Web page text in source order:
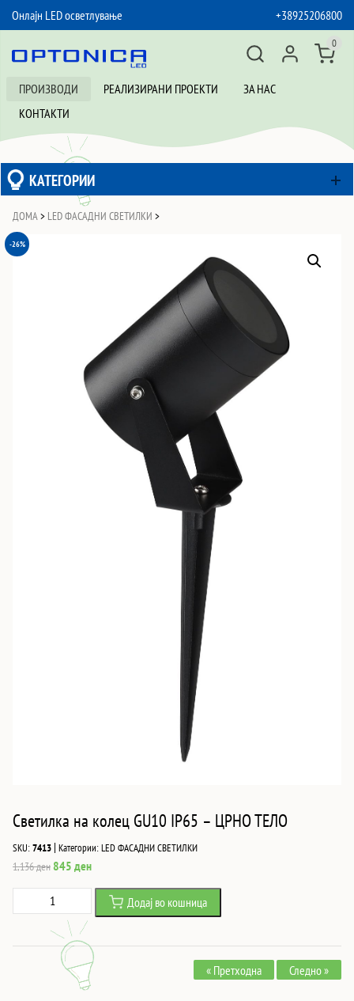
Онлајн LED осветлување
+38925206800
ПРОИЗВОДИ РЕАЛИЗИРАНИ ПРОЕКТИ
ЗА НАС
КОНТАКТИ
0
КАТЕГОРИИ
ДОМА > LED ФАСАДНИ СВЕТИЛКИ >
-26%
Светилка на колец GU10 IP65 – ЦРНО ТЕЛО
SKU:7413 | Категории:LED ФАСАДНИ СВЕТИЛКИ
1,136ден Original
was:
1,136 ден.
845 денCurrent
845 ден.
Светилка
на
Додај во кошница
« Претходна Следно »